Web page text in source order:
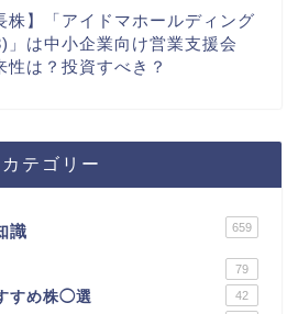
株】「アイドマホールディング
」は中小企業向け営業支援会
性は？投資すべき？
カテゴリー
識 659
79
すめ株◯選 42